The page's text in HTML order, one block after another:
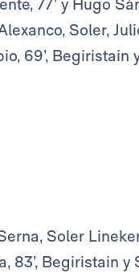
77’ y Hugo
Soler,
69’, Begiristain
Soler
83’, Begiristain y